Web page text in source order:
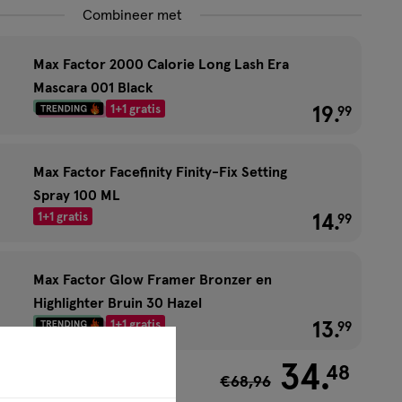
Combineer met
Max Factor 2000 Calorie Long Lash Era
Mascara 001 Black
1+1 gratis 19.99
Max Factor Facefinity Finity-Fix Setting
Spray 100 ML
1+1 gratis 14.99
Max Factor Glow Framer Bronzer en
Highlighter Bruin 30 Hazel
1+1 gratis 13.99
€68,96 34.48